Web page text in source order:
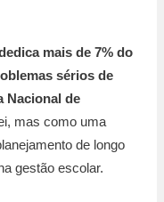
mais de 7% do
sérios de
Nacional de
mas como uma
de longo
gestão escolar.